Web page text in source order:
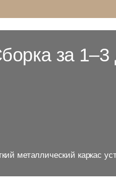
за 1–3
металлический каркас